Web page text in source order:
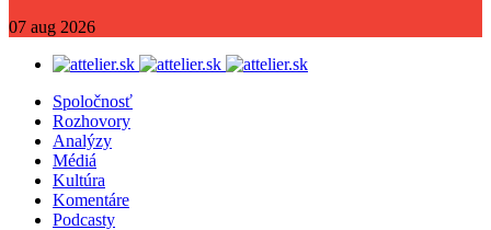
07 aug 2026
Spoločnosť
Rozhovory
Analýzy
Médiá
Kultúra
Komentáre
Podcasty